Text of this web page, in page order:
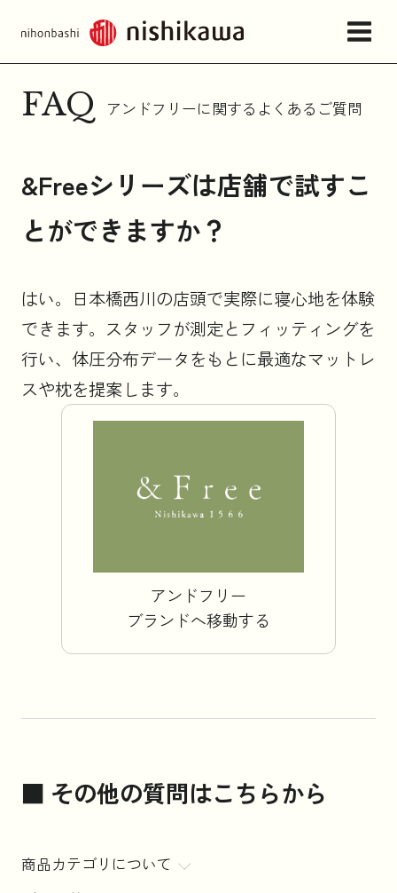
店舗情報・アクセス
ねむりの相談所
日本橋西川について
商品一覧
お問い合わせ
法人のお客様はこちら
FAQ アンドフリーに関するよくあるご質問
&Freeシリーズは店舗で試すこ
とができますか？
はい。日本橋西川の店頭で実際に寝心地を体験
できます。スタッフが測定とフィッティングを
行い、体圧分布データをもとに最適なマットレ
スや枕を提案します。
アンドフリー
ブランドへ移動する
■ その他の質問はこちらから
商品カテゴリについて